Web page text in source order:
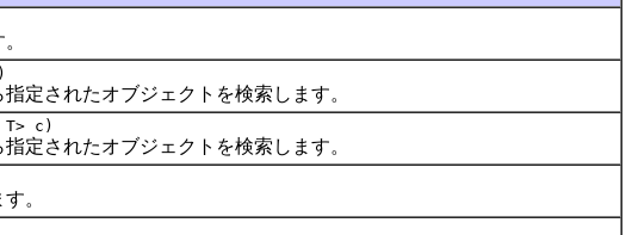
されたオブジェクトを検索します。
T> c)
されたオブジェクトを検索します。
。